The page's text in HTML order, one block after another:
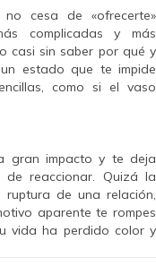
cesa de «ofrecerte»
complicadas y más
casi sin saber por qué y
estado que te impide
como si el vaso
gran impacto y te deja
reaccionar. Quizá la
de una relación,
aparente te rompes
vida ha perdido color y